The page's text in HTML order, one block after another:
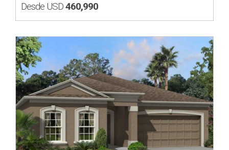
Desde USD460,990